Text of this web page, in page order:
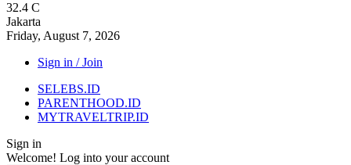
32.4 C
Jakarta
Friday, August 7, 2026
Sign in / Join
SELEBS.ID
PARENTHOOD.ID
MYTRAVELTRIP.ID
Sign in
Welcome! Log into your account